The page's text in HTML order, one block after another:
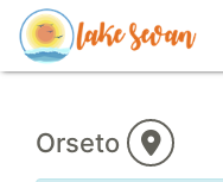
Orseto